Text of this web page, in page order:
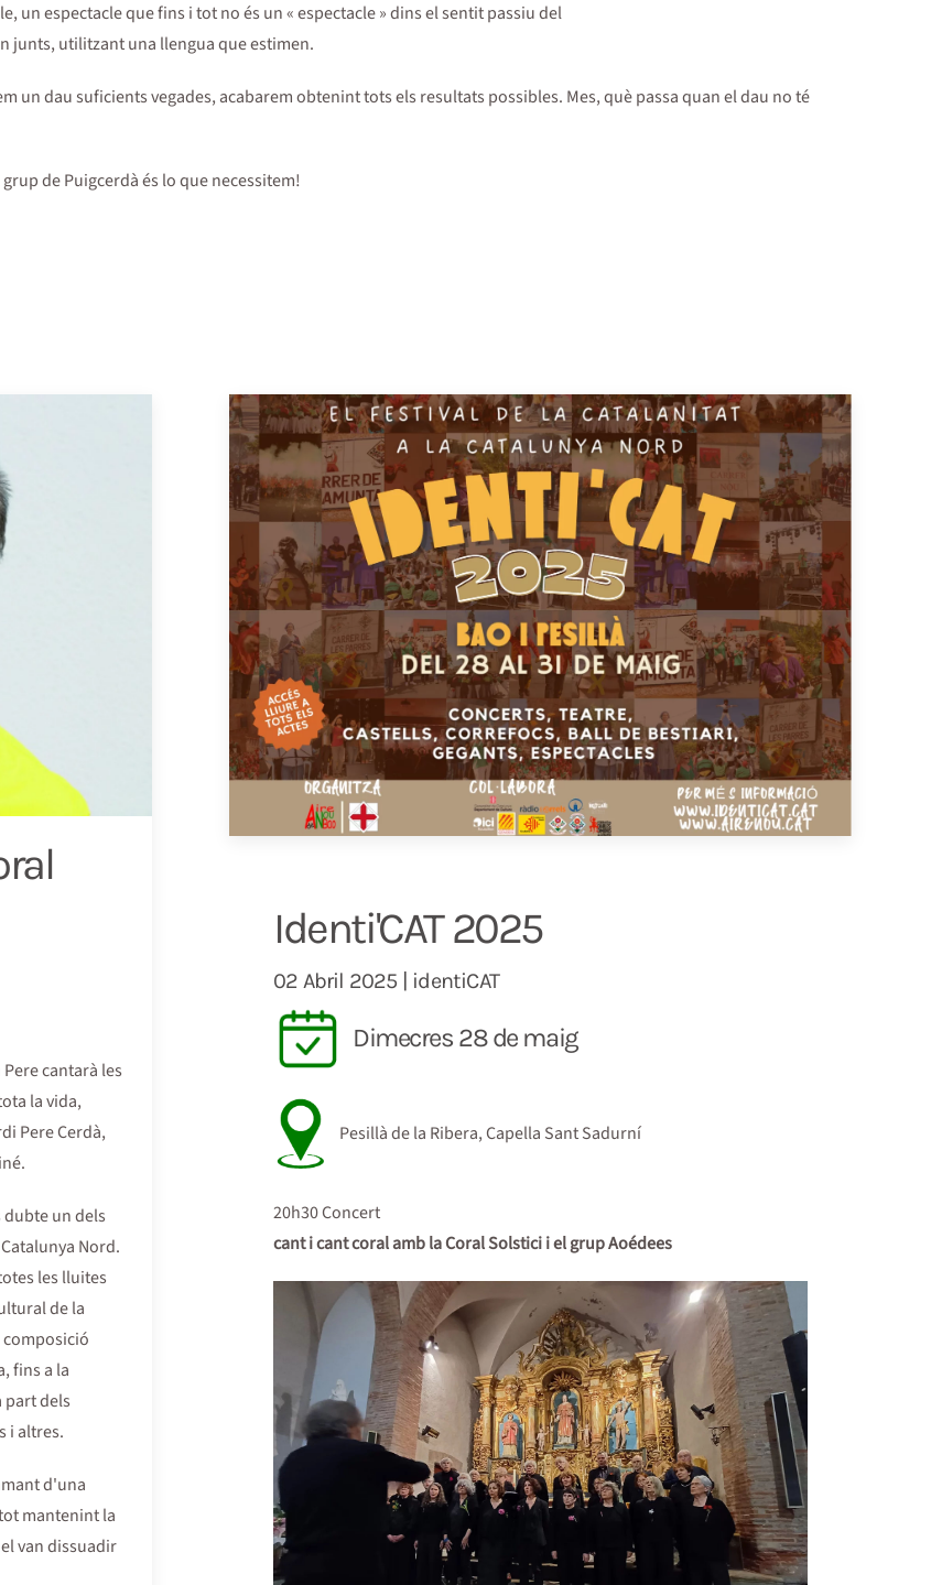
un espectacle que fins i tot no és un « espectacle » dins el sentit passiu del
junts, utilitzant una llengua que estimen.
un dau suficients vegades, acabarem obtenint tots els resultats possibles. Mes, què passa quan el dau no té
de Puigcerdà és lo que necessitem!
cantarà les
la vida,
Pere Cerdà,
dubte un dels
Nord.
les lluites
de la
composició
fins a la
dels
i altres.
d'una
mantenint la
van dissuadir
Identi'CAT 2025
02 Abril 2025 | identiCAT
Dimecres 28 de maig
Pesillà de la Ribera, Capella Sant Sadurní
20h30 Concert
cant i cant coral amb la Coral Solstici i el grup Aoédees